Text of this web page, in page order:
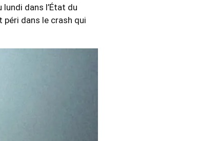
dans l’État du
dans le crash qui